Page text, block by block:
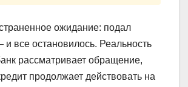
ожидание: подал
все остановилось. Реальность
рассматривает обращение,
продолжает действовать на